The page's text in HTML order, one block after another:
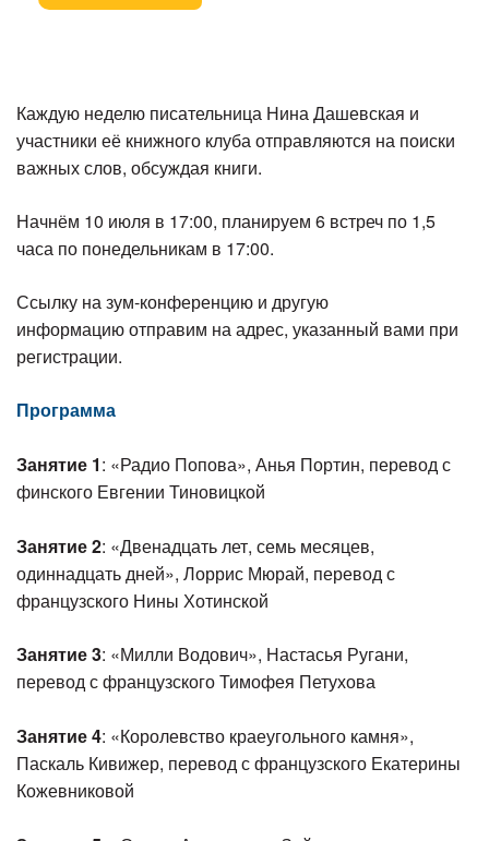
Каждую неделю писательница Нина Дашевская и
участники её книжного клуба отправляются на поиски
важных слов, обсуждая книги.
Начнём 10 июля в 17:00, планируем 6 встреч по 1,5
часа по понедельникам в 17:00.
Ссылку на зум-конференцию и другую
информацию отправим на адрес, указанный вами при
регистрации.
Программа
Занятие 1: «Радио Попова», Анья Портин, перевод с
финского Евгении Тиновицкой
Занятие 2: «Двенадцать лет, семь месяцев,
одиннадцать дней», Лоррис Мюрай, перевод с
французского Нины Хотинской
Занятие 3: «Милли Водович», Настасья Ругани,
перевод с французского Тимофея Петухова
Занятие 4: «Королевство краеугольного камня»,
Паскаль Кивижер, перевод с французского Екатерины
Кожевниковой